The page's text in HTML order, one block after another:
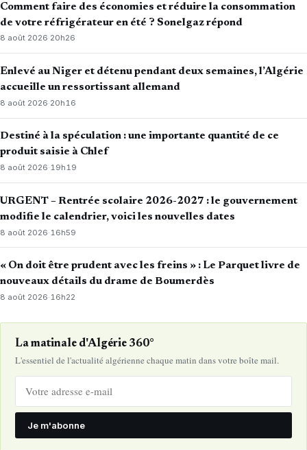
Comment faire des économies et réduire la consommation
de votre réfrigérateur en été ? Sonelgaz répond
8 août 2026·20h26
Enlevé au Niger et détenu pendant deux semaines, l’Algérie
accueille un ressortissant allemand
8 août 2026·20h16
Destiné à la spéculation : une importante quantité de ce
produit saisie à Chlef
8 août 2026·19h19
URGENT – Rentrée scolaire 2026-2027 : le gouvernement
modifie le calendrier, voici les nouvelles dates
8 août 2026· 16h59
« On doit être prudent avec les freins » : Le Parquet livre de
nouveaux détails du drame de Boumerdès
8 août 2026·16h22
La matinale d'Algérie 360°
L'essentiel de l'actualité algérienne chaque matin dans votre boîte mail.
Je m'abonne